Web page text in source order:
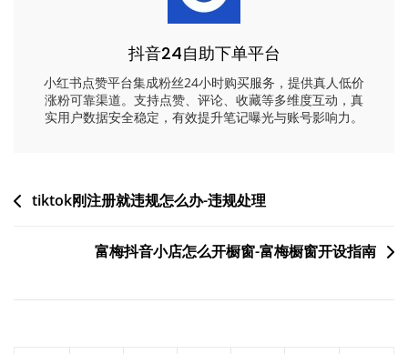
抖音24自助下单平台
小红书点赞平台集成粉丝24小时购买服务，提供真人低价
涨粉可靠渠道。支持点赞、评论、收藏等多维度互动，真
实用户数据安全稳定，有效提升笔记曝光与账号影响力。
文tiktok刚注册就违规怎么办-违规处理
富梅抖音小店怎么开橱窗-富梅橱窗开设指南